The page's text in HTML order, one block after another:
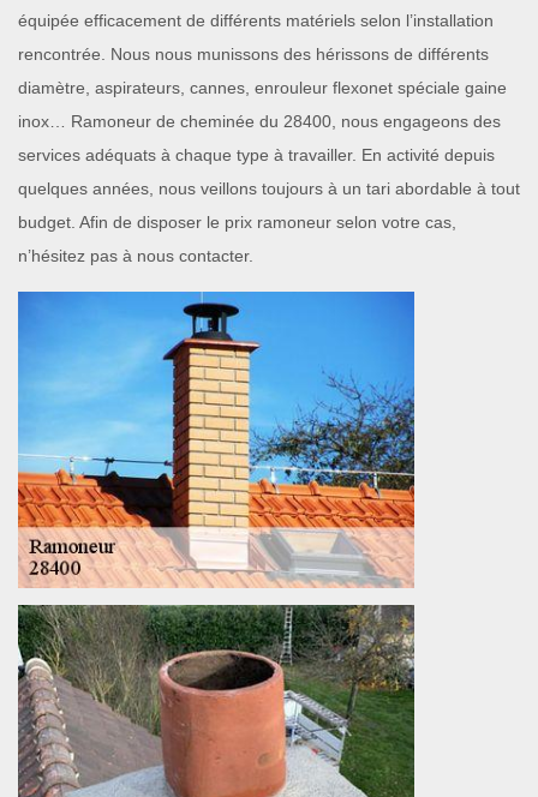
équipée efficacement de différents matériels selon l’installation
rencontrée. Nous nous munissons des hérissons de différents
diamètre, aspirateurs, cannes, enrouleur flexonet spéciale gaine
inox… Ramoneur de cheminée du 28400, nous engageons des
services adéquats à chaque type à travailler. En activité depuis
quelques années, nous veillons toujours à un tari abordable à tout
budget. Afin de disposer le prix ramoneur selon votre cas,
n’hésitez pas à nous contacter.